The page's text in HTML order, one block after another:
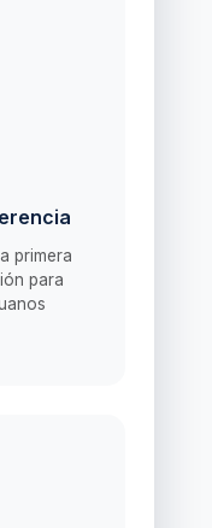
primera
para